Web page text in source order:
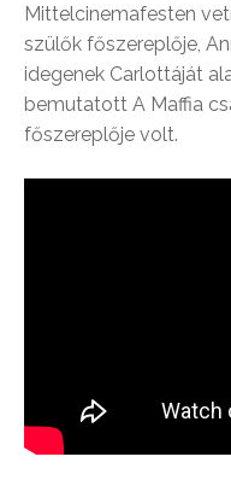
Mittelcinemafesten
szülők főszereplője,
idegenek Carlottáját
bemutatott A Maffia
főszereplője volt.